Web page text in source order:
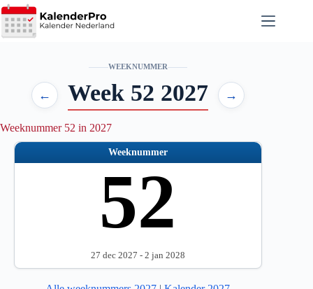
Ga
naar
de
WEEKNUMMER
← Week 52 2027 →
Weeknummer 52 in 2027
Weeknummer
52
27 dec 2027 - 2 jan 2028